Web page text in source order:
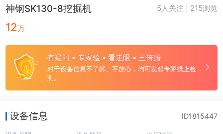
神钢SK130-8挖掘机 5人关注 | 215浏览
12万
有疑问 • 专家验 • 看走眼 • 三倍赔
对于设备信息不了解、不放心，均可发起专家线上检
测。
设备信息 ID1815447